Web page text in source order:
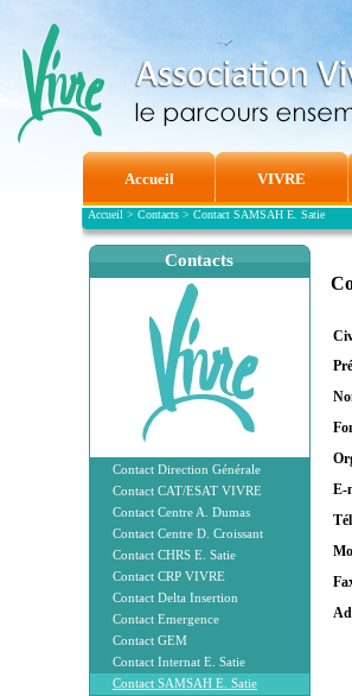
Accueil VIVRE
Accueil >Contacts >Contact SAMSAH E. Satie
Contacts
Contact Direction Générale
Contact CAT/ESAT VIVRE
Contact Centre A. Dumas
Contact Centre D. Croissant
Contact CHRS E. Satie
Contact CRP VIVRE
Contact Delta Insertion
Contact Emergence
Contact GEM
Contact Internat E. Satie
Contact SAMSAH E. Satie
E-